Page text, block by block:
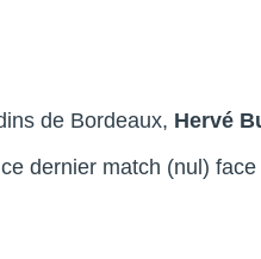
de Bordeaux, Hervé
dernier match (nul)